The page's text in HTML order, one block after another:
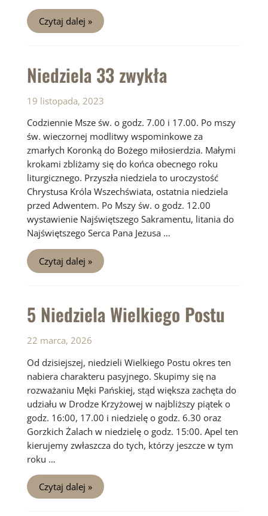
Niedziela
34
zwykła
Króla
Wszechświata
Czytaj dalej »
Niedziela 33 zwykła
19 listopada, 2023
Codziennie Msze św. o godz. 7.00 i 17.00. Po mszy
św. wieczornej modlitwy wspominkowe za
zmarłych Koronką do Bożego miłosierdzia. Małymi
krokami zbliżamy się do końca obecnego roku
liturgicznego. Przyszła niedziela to uroczystość
Chrystusa Króla Wszechświata, ostatnia niedziela
przed Adwentem. Po Mszy św. o godz. 12.00
wystawienie Najświętszego Sakramentu, litania do
Najświętszego Serca Pana Jezusa …
Niedziela
33
zwykła
Czytaj dalej »
5 Niedziela Wielkiego Postu
22 marca, 2026
Od dzisiejszej, niedzieli Wielkiego Postu okres ten
nabiera charakteru pasyjnego. Skupimy się na
rozważaniu Męki Pańskiej, stąd większa zachęta do
udziału w Drodze Krzyżowej w najbliższy piątek o
godz. 16:00, 17.00 i niedzielę o godz. 6.30 oraz
Gorzkich Żalach w niedzielę o godz. 15:00. Apel ten
kierujemy zwłaszcza do tych, którzy jeszcze w tym
roku …
5
Niedziela
Wielkiego
Czytaj dalej »